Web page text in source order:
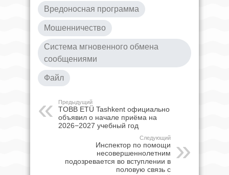
Вредоносная программа
Мошенничество
Система мгновенного обмена
сообщениями
Файл
Предыдущий
TOBB ETÜ Tashkent официально
объявил о начале приёма на
2026−2027 учебный год
Следующий
Инспектор по помощи
несовершеннолетним
подозревается во вступлении в
половую связь с